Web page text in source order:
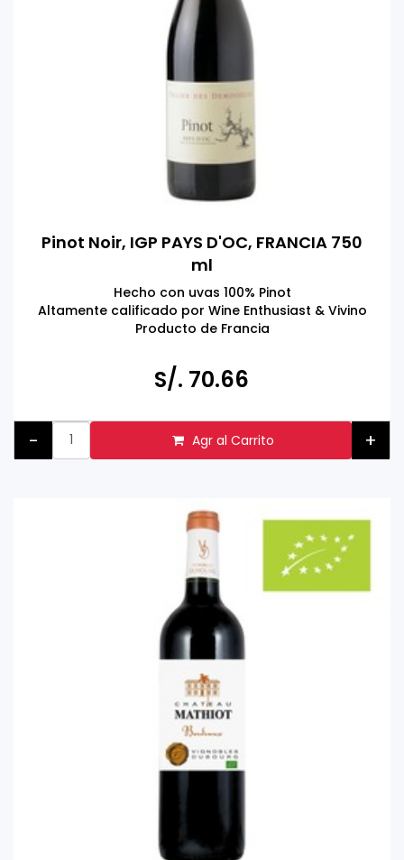
Pinot Noir, IGP PAYS D'OC, FRANCIA 750
ml
Hecho con uvas 100% Pinot
Altamente calificado por Wine Enthusiast & Vivino
Producto de Francia
TOMAR BEBIDAS ALCOHÓLICAS EN EXCESO ES DAÑINO
PROHIBIDA LA VENTA A MENORES DE 18 AÑOS
S/. 70.66
- Agr al Carrito +